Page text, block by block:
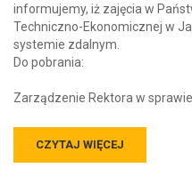
informujemy, iż zajęcia w
Techniczno-Ekonomicznej w
systemie zdalnym.
Do pobrania:
Zarządzenie Rektora w
CZYTAJ WIĘCEJ